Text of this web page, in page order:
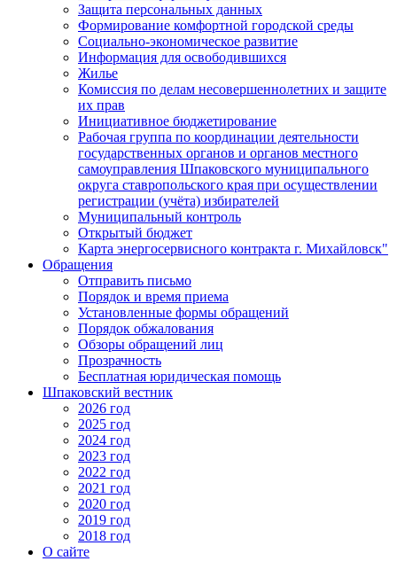
Защита персональных данных
Формирование комфортной городской среды
Социально-экономическое развитие
Информация для освободившихся
Жилье
Комиссия по делам несовершеннолетних и защите
их прав
Инициативное бюджетирование
Рабочая группа по координации деятельности
государственных органов и органов местного
самоуправления Шпаковского муниципального
округа ставропольского края при осуществлении
регистрации (учёта) избирателей
Муниципальный контроль
Открытый бюджет
Карта энергосервисного контракта г. Михайловск"
Обращения
Отправить письмо
Порядок и время приема
Установленные формы обращений
Порядок обжалования
Обзоры обращений лиц
Прозрачность
Бесплатная юридическая помощь
Шпаковский вестник
2026 год
2025 год
2024 год
2023 год
2022 год
2021 год
2020 год
2019 год
2018 год
О сайте